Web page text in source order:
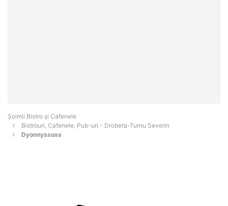
Șoimii Bistro și Cafenele
Bistrouri, Cafenele, Pub-uri - Drobeta-Turnu Severin
Dyonnyssoss